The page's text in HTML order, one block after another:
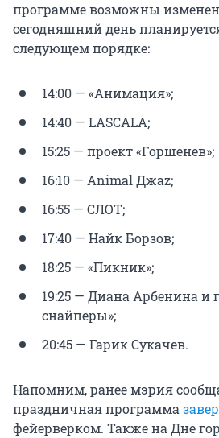
программе возможны
сегодняшний день
следующем порядке:
14:00 — «Анимация»;
14:40 — LАSCALA;
15:25 — проект «Горшенев»;
16:10 — Animal Джаz;
16:55 — СЛОТ;
17:40 — Найк Борзов;
18:25 — «Пикник»;
19:25 — Диана Арбенина и
снайперы»;
20:45 — Гарик Сукачев.
Напомним, ранее мэрия
праздничная программа
фейерверком. Также на Дне